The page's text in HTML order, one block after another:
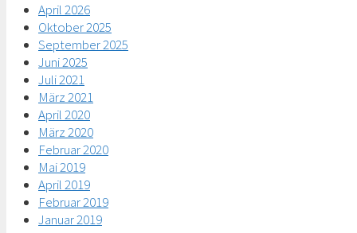
April 2026
Oktober 2025
September 2025
Juni 2025
Juli 2021
März 2021
April 2020
März 2020
Februar 2020
Mai 2019
April 2019
Februar 2019
Januar 2019